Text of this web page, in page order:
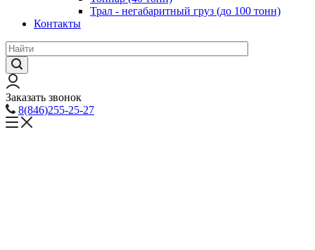
Трал - негабаритный груз (до 100 тонн)
Контакты
Заказать звонок
8(846)255-25-27